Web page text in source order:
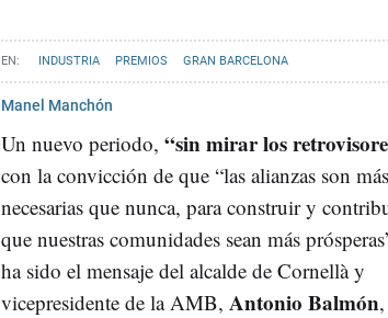
INDUSTRIA PREMIOS GRAN BARCELONA
Manel Manchón
Un nuevo periodo, “sin mirar los
con la convicción de que “las alianzas son más
necesarias que nunca, para construir y
que nuestras comunidades sean más
ha sido el mensaje del alcalde de Cornellà y
vicepresidente de la AMB, Antonio Balmón